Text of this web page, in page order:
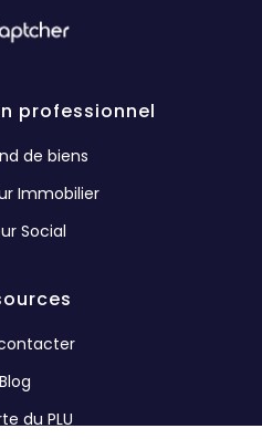
professionnel
de biens
Immobilier
Social
Blog
du PLU